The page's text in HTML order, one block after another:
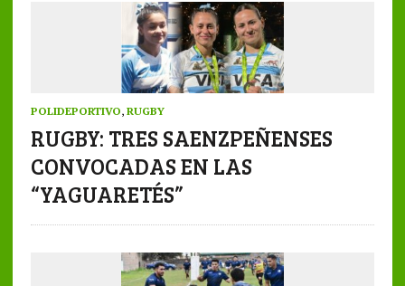
POLIDEPORTIVO, RUGBY
RUGBY: TRES SAENZPEÑENSES
CONVOCADAS EN LAS
“YAGUARETÉS”